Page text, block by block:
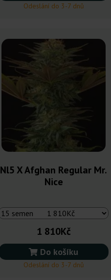
Odeslání do 3-7 dnů
Nl5 X Afghan Regular Mr.
Nice
1 810Kč
Do košíku
Odeslání do 3-7 dnů